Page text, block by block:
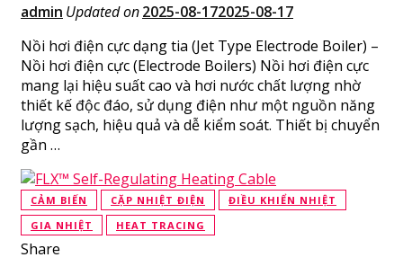
admin Updated on2025-08-172025-08-17
Nồi hơi điện cực dạng tia (Jet Type Electrode Boiler) –
Nồi hơi điện cực (Electrode Boilers) Nồi hơi điện cực
mang lại hiệu suất cao và hơi nước chất lượng nhờ
thiết kế độc đáo, sử dụng điện như một nguồn năng
lượng sạch, hiệu quả và dễ kiểm soát. Thiết bị chuyển
gần …
CẢM BIẾN CẶP NHIỆT ĐIỆN
ĐIỀU KHIỂN NHIỆT
GIA NHIỆT
HEAT TRACING
Share